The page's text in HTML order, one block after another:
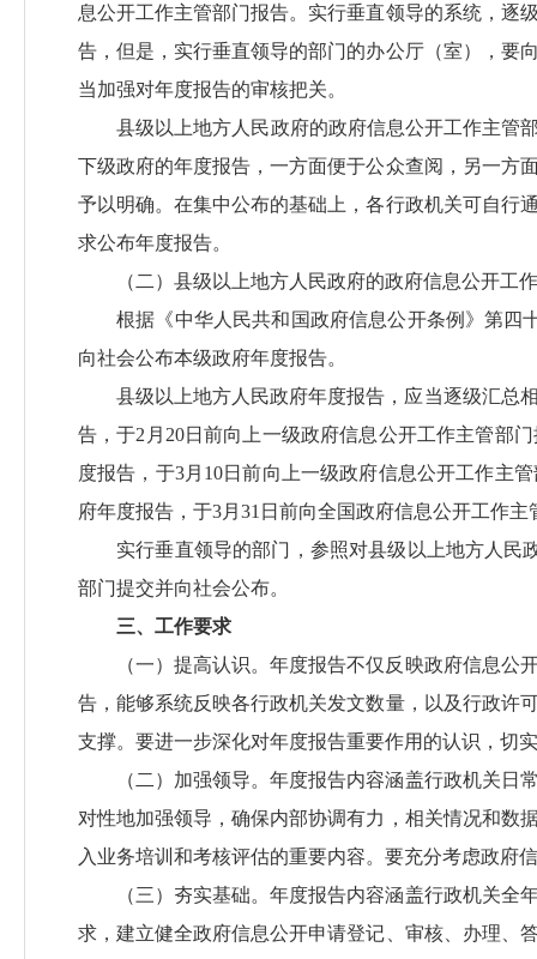
息公开工作主管部门报告。实行垂直领导的系统，逐
告，但是，实行垂直领导的部门的办公厅（室），要
当加强对年度报告的审核把关。
县级以上地方人民政府的政府信息公开工作主管
下级政府的年度报告，一方面便于公众查阅，另一方
予以明确。在集中公布的基础上，各行政机关可自行
求公布年度报告。
（二）县级以上地方人民政府的政府信息公开工
根据《中华人民共和国政府信息公开条例》第四
向社会公布本级政府年度报告。
县级以上地方人民政府年度报告，应当逐级汇总
告，于2月20日前向上一级政府信息公开工作主管部
度报告，于3月10日前向上一级政府信息公开工作主
府年度报告，于3月31日前向全国政府信息公开工作
实行垂直领导的部门，参照对县级以上地方人民
部门提交并向社会公布。
三、工作要求
（一）提高认识。年度报告不仅反映政府信息公
告，能够系统反映各行政机关发文数量，以及行政许
支撑。要进一步深化对年度报告重要作用的认识，切
（二）加强领导。年度报告内容涵盖行政机关日
对性地加强领导，确保内部协调有力，相关情况和数
入业务培训和考核评估的重要内容。要充分考虑政府
（三）夯实基础。年度报告内容涵盖行政机关全
求，建立健全政府信息公开申请登记、审核、办理、